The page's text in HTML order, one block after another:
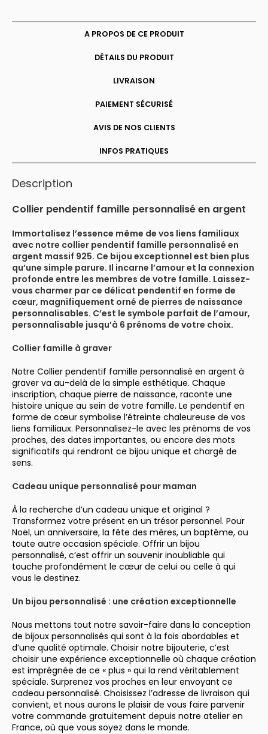
argent
A PROPOS DE CE PRODUIT
DÉTAILS DU PRODUIT
LIVRAISON
PAIEMENT SÉCURISÉ
AVIS DE NOS CLIENTS
INFOS PRATIQUES
Description
Collier pendentif famille personnalisé en argent
Immortalisez l’essence même de vos liens familiaux
avec notre collier pendentif famille personnalisé en
argent massif 925. Ce bijou exceptionnel est bien plus
qu’une simple parure. Il incarne l’amour et la connexion
profonde entre les membres de votre famille. Laissez-
vous charmer par ce délicat pendentif en forme de
cœur, magnifiquement orné de pierres de naissance
personnalisables. C’est le symbole parfait de l’amour,
personnalisable jusqu’à 6 prénoms de votre choix.
Collier famille à graver
Notre Collier pendentif famille personnalisé en argent à
graver va au-delà de la simple esthétique. Chaque
inscription, chaque pierre de naissance, raconte une
histoire unique au sein de votre famille. Le pendentif en
forme de cœur symbolise l’étreinte chaleureuse de vos
liens familiaux. Personnalisez-le avec les prénoms de vos
proches, des dates importantes, ou encore des mots
significatifs qui rendront ce bijou unique et chargé de
sens.
Cadeau unique personnalisé pour maman
À la recherche d’un cadeau unique et original ?
Transformez votre présent en un trésor personnel. Pour
Noël, un anniversaire, la fête des mères, un baptême, ou
toute autre occasion spéciale. Offrir un bijou
personnalisé, c’est offrir un souvenir inoubliable qui
touche profondément le cœur de celui ou celle à qui
vous le destinez.
Un bijou personnalisé : une création exceptionnelle
Nous mettons tout notre savoir-faire dans la conception
de bijoux personnalisés qui sont à la fois abordables et
d’une qualité optimale. Choisir notre bijouterie, c’est
choisir une expérience exceptionnelle où chaque création
est imprégnée de ce « plus » qui la rend véritablement
spéciale. Surprenez vos proches en leur envoyant ce
cadeau personnalisé. Choisissez l’adresse de livraison qui
convient, et nous aurons le plaisir de vous faire parvenir
votre commande gratuitement depuis notre atelier en
France, où que vous soyez dans le monde.